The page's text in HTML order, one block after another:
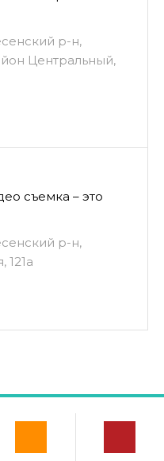
р-н,
Центральный,
съемка – это
р-н,
121а